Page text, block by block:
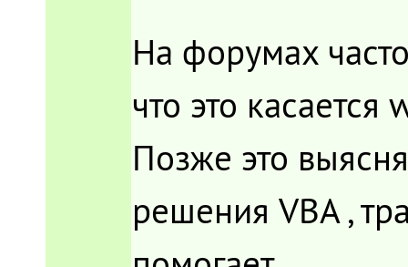
На форумах
что это касается
Позже это
решения VBA ,